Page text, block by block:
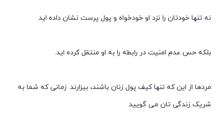
نه تنها خودتان را نزد او خودخواه و پول پرست نشان داده اید
بلکه حس عدم امنیت در رابطه را به او منتقل کرده اید.
مردها از این که تنها کیف پول زنان باشند، بیزارند. زمانی که شما به
شریک زندگی تان می گویید